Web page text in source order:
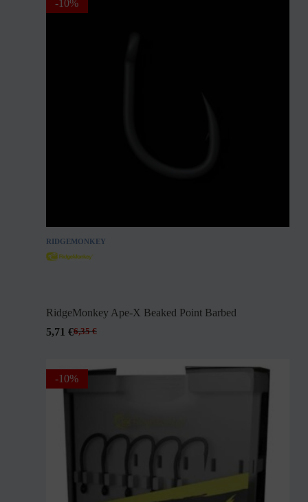
-10%
RIDGEMONKEY
RidgeMonkey Ape-X Beaked Point Barbed
6,35€
5,71 €
-10%